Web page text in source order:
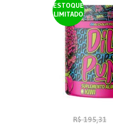
ESTOQUE
LIMITADO
R$ 195,31